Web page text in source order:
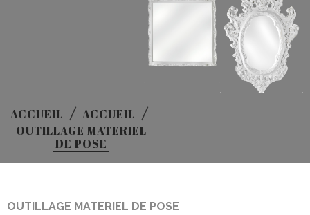
ACCUEIL
ACCUEIL
OUTILLAGE MATERIEL
DE POSE
OUTILLAGE MATERIEL DE POSE